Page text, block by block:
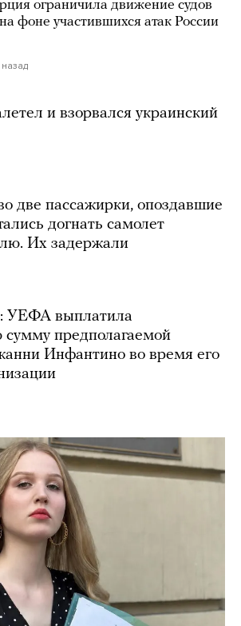
ограничила движение судов
фоне участившихся атак России
и взорвался украинский
две пассажирки, опоздавшие
догнать самолет
Их задержали
УЕФА выплатила
сумму предполагаемой
Инфантино во время его